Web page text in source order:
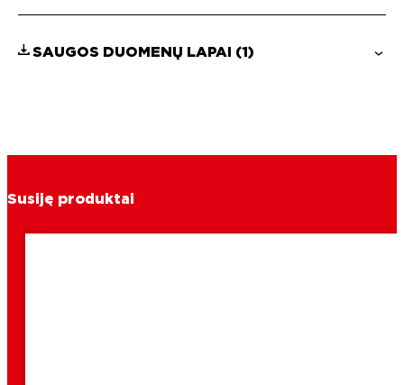
SAUGOS DUOMENŲ LAPAI (1)
Susiję produktai